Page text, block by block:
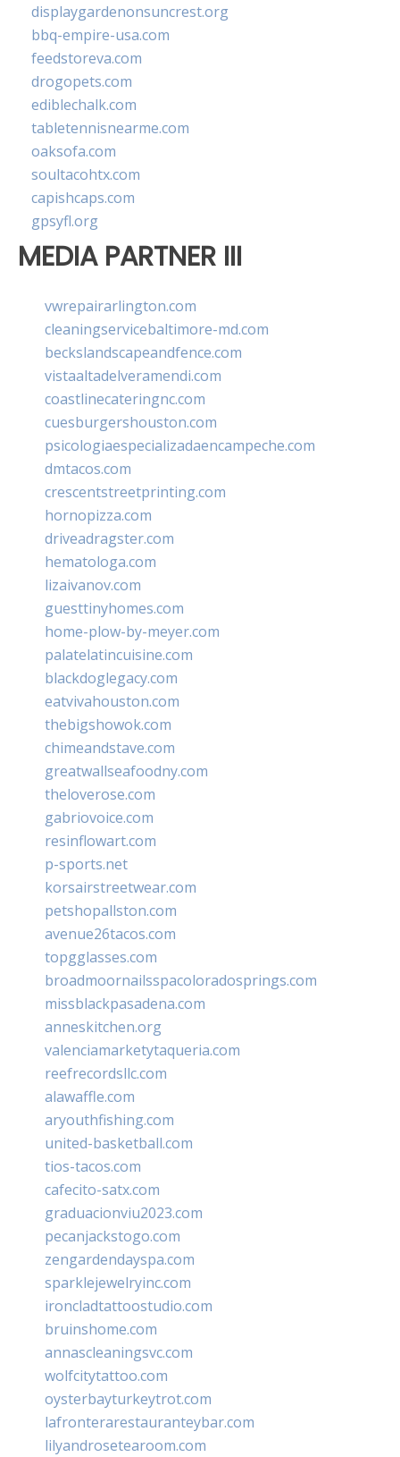
displaygardenonsuncrest.org
bbq-empire-usa.com
feedstoreva.com
drogopets.com
ediblechalk.com
tabletennisnearme.com
oaksofa.com
soultacohtx.com
capishcaps.com
gpsyfl.org
MEDIA PARTNER III
vwrepairarlington.com
cleaningservicebaltimore-md.com
beckslandscapeandfence.com
vistaaltadelveramendi.com
coastlinecateringnc.com
cuesburgershouston.com
psicologiaespecializadaencampeche.com
dmtacos.com
crescentstreetprinting.com
hornopizza.com
driveadragster.com
hematologa.com
lizaivanov.com
guesttinyhomes.com
home-plow-by-meyer.com
palatelatincuisine.com
blackdoglegacy.com
eatvivahouston.com
thebigshowok.com
chimeandstave.com
greatwallseafoodny.com
theloverose.com
gabriovoice.com
resinflowart.com
p-sports.net
korsairstreetwear.com
petshopallston.com
avenue26tacos.com
topgglasses.com
broadmoornailsspacoloradosprings.com
missblackpasadena.com
anneskitchen.org
valenciamarketytaqueria.com
reefrecordsllc.com
alawaffle.com
aryouthfishing.com
united-basketball.com
tios-tacos.com
cafecito-satx.com
graduacionviu2023.com
pecanjackstogo.com
zengardendayspa.com
sparklejewelryinc.com
ironcladtattoostudio.com
bruinshome.com
annascleaningsvc.com
wolfcitytattoo.com
oysterbayturkeytrot.com
lafronterarestauranteybar.com
lilyandrosetearoom.com